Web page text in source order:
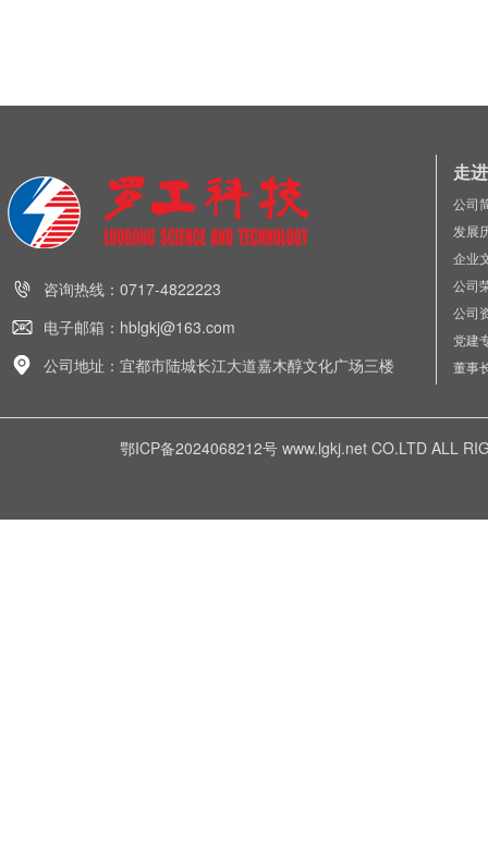
咨询热线：0717-4822223
电子邮箱：hblgkj@163.com
公司地址：宜都市陆城长江大道嘉木醇文化广场三楼
走
公司
发展
企业
公司
公司
党建
董事
鄂ICP备2024068212号 www.lgkj.net CO.LTD ALL